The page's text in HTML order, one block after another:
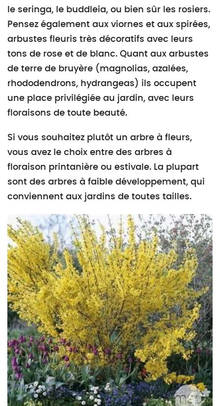
le seringa, le buddleia, ou bien sûr les rosiers.
Pensez également aux viornes et aux spirées,
arbustes fleuris très décoratifs avec leurs
tons de rose et de blanc. Quant aux arbustes
de terre de bruyère (magnolias, azalées,
rhododendrons, hydrangeas) ils occupent
une place privilégiée au jardin, avec leurs
floraisons de toute beauté.
Si vous souhaitez plutôt un arbre à fleurs,
vous avez le choix entre des arbres à
floraison printanière ou estivale. La plupart
sont des arbres à faible développement, qui
conviennent aux jardins de toutes tailles.